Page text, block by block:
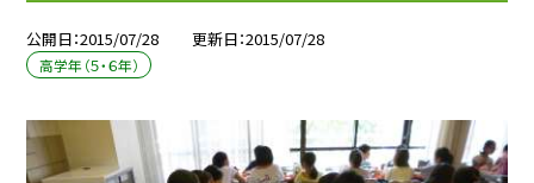
公開日 2015/07/28 更新日 2015/07/28
高学年（５・６年）